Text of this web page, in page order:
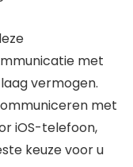
met
vermogen.
met
iOS-telefoon,
keuze voor u